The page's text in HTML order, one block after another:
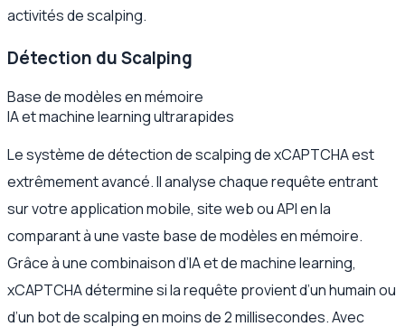
activités de scalping.
Détection du Scalping
Base de modèles en mémoire
IA et machine learning ultrarapides
Le système de détection de scalping de xCAPTCHA est
extrêmement avancé. Il analyse chaque requête entrant
sur votre application mobile, site web ou API en la
comparant à une vaste base de modèles en mémoire.
Grâce à une combinaison d’IA et de machine learning,
xCAPTCHA détermine si la requête provient d’un humain ou
d’un bot de scalping en moins de 2 millisecondes. Avec